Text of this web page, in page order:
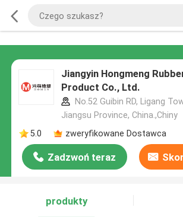
Jiangyin Hongmeng
Product Co., Ltd.
No.52 Guibin RD, Ligang
Jiangsu Province, China.,Chiny
5.0
zweryfikowane Dostawca
Zadzwoń teraz
produkty